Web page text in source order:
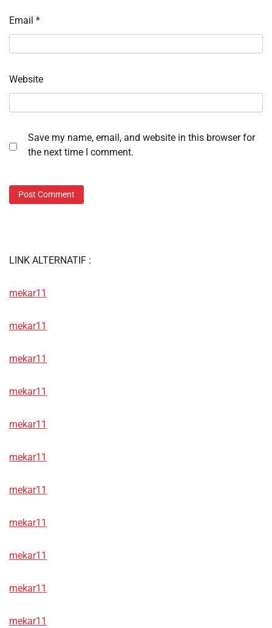
Email *
Website
Save my name, email, and website in this browser for
the next time I comment.
LINK ALTERNATIF :
mekar11
mekar11
mekar11
mekar11
mekar11
mekar11
mekar11
mekar11
mekar11
mekar11
mekar11